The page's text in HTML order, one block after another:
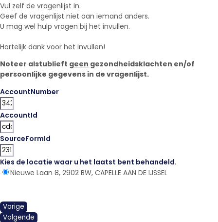
Vul zelf de vragenlijst in.
Geef de vragenlijst niet aan iemand anders.
U mag wel hulp vragen bij het invullen.
Hartelijk dank voor het invullen!
Noteer alstublieft geen gezondheidsklachten en/of
persoonlijke gegevens in de vragenlijst.
AccountNumber
AccountId
SourceFormId
Kies de locatie waar u het laatst bent behandeld.
Nieuwe Laan 8, 2902 BW, CAPELLE AAN DE IJSSEL
Vorige
Volgende